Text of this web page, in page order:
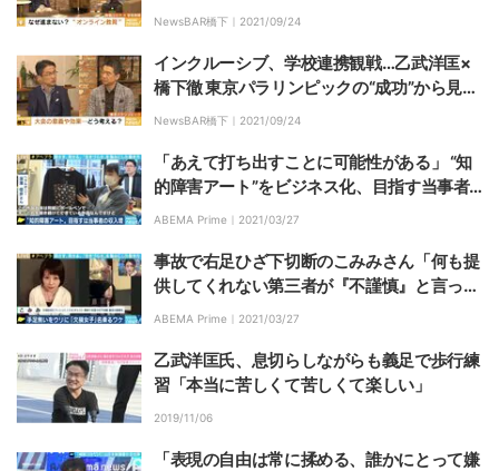
下氏と乙武氏がコロナ禍と日本の教育システ
NewsBAR橋下｜ 2021/09/24
インクルーシブ、学校連携観戦…乙武洋匡×
橋下徹 東京パラリンピックの“成功”から見え
てきたもの
NewsBAR橋下｜ 2021/09/24
「あえて打ち出すことに可能性がある」 “知
的障害アート”をビジネス化、目指す当事者
の収入増と社会の認知
ABEMA Prime｜ 2021/03/27
事故で右足ひざ下切断のこみみさん「何も提
供してくれない第三者が『不謹慎』と言って
くる筋合いはないと思う」 障害を売りに働く
ABEMA Prime｜ 2021/03/27
乙武洋匡氏、息切らしながらも義足で歩行練
習「本当に苦しくて苦しくて楽しい」
2019/11/06
「表現の自由は常に揉める、誰かにとって嫌